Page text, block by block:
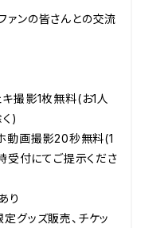
ァンの皆さんとの交流
キ撮影1枚無料(お1人
)
動画撮影20秒無料(1
受付にてご提示くださ
り
グッズ販売、チケッ